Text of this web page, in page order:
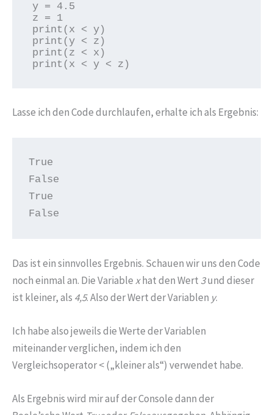
y = 4.5
z = 1
print(x < y)
print(y < z)
print(z < x)
print(x < y < z)
Lasse ich den Code durchlaufen, erhalte ich als Ergebnis:
True
False
True
False
Das ist ein sinnvolles Ergebnis. Schauen wir uns den Code
noch einmal an. Die Variablexhat den Wert 3und dieser
ist kleiner, als 4,5. Also der Wert der Variablen y.
Ich habe also jeweils die Werte der Variablen
miteinander verglichen, indem ich den
Vergleichsoperator < („kleiner als“) verwendet habe.
Als Ergebnis wird mir auf der Console dann der